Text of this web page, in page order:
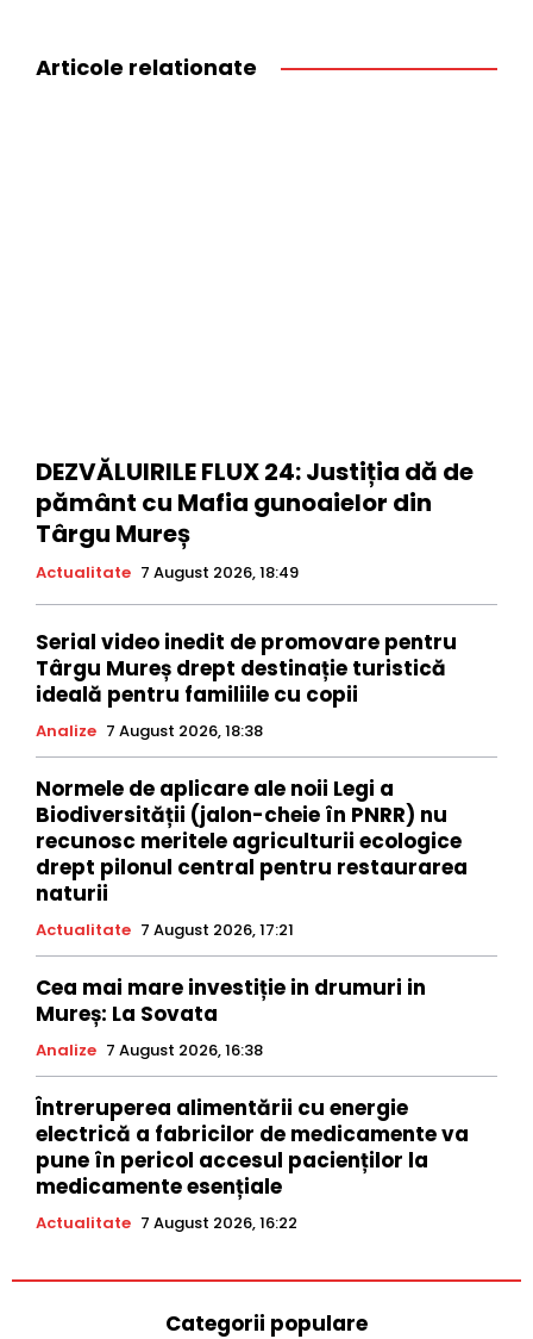
Articole relationate
DEZVĂLUIRILE FLUX 24: Justiția dă de
pământ cu Mafia gunoaielor din
Târgu Mureș
Actualitate 7 August 2026, 18:49
Serial video inedit de promovare pentru
Târgu Mureș drept destinație turistică
ideală pentru familiile cu copii
Analize 7 August 2026, 18:38
Normele de aplicare ale noii Legi a
Biodiversității (jalon-cheie în PNRR) nu
recunosc meritele agriculturii ecologice
drept pilonul central pentru restaurarea
naturii
Actualitate 7 August 2026, 17:21
Cea mai mare investiție in drumuri in
Mureș: La Sovata
Analize 7 August 2026, 16:38
Întreruperea alimentării cu energie
electrică a fabricilor de medicamente va
pune în pericol accesul pacienților la
medicamente esențiale
Actualitate 7 August 2026, 16:22
Categorii populare